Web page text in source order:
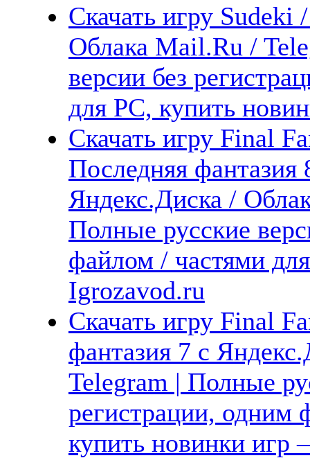
Скачать игру Sudeki
Облака Mail.Ru /
версии без
для PC, купить
Скачать игру Final
Последняя фантазия
Яндекс.Диска /
Полные русские
файлом / частями
Igrozavod.ru
Скачать игру Final
фантазия 7 с
Telegram | Полные
регистрации, одним
купить новинки